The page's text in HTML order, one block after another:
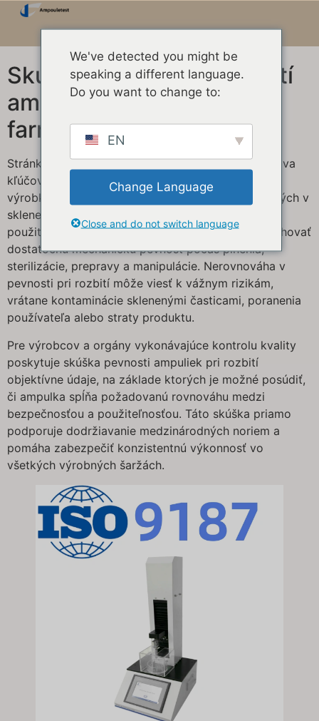
Skúška pevnosti pri rozbití
ampuliek vo
farmaceutických obaloch
Stránka skúška pevnosti ampulky pri rozbitízohráva
kľúčovú úlohu v kontrole kvality farmaceutických
výrobkov, najmä v prípade injekčných liekov balených v
sklenených ampulách. Ampulky sa musia na mieste
použitia otvárať ľahko a čisto, pričom si musia zachovať
dostatočnú mechanickú pevnosť počas plnenia,
sterilizácie, prepravy a manipulácie. Nerovnováha v
pevnosti pri rozbití môže viesť k vážnym rizikám,
vrátane kontaminácie sklenenými časticami, poranenia
používateľa alebo straty produktu.
Pre výrobcov a orgány vykonávajúce kontrolu kvality
poskytuje skúška pevnosti ampuliek pri rozbití
objektívne údaje, na základe ktorých je možné posúdiť,
či ampulka spĺňa požadovanú rovnováhu medzi
bezpečnosťou a použiteľnosťou. Táto skúška priamo
podporuje dodržiavanie medzinárodných noriem a
pomáha zabezpečiť konzistentnú výkonnosť vo
všetkých výrobných šaržách.
We've detected you might be
speaking a different language.
Do you want to change to:
EN
Change Language
Close and do not switch language